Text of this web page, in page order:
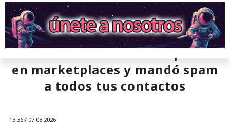
¿Dejaste que un agente de IA se
encargara de tu rutina diaria?
Ya vació tus cuentas comprando
en marketplaces y mandó spam
a todos tus contactos
13:36 / 07.08.2026